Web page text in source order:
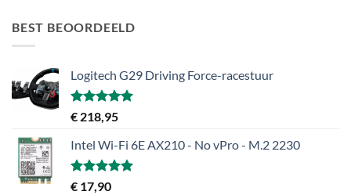
BEST BEOORDEELD
Logitech G29 Driving Force-racestuur
Gewaardeerd
uit 5
€ 218,95
Intel Wi-Fi 6E AX210 - No vPro - M.2 2230
Gewaardeerd
€ 17,90